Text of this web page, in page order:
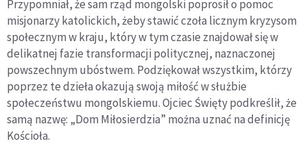
Przypomniał, że sam rząd mongolski poprosił o pomoc
misjonarzy katolickich, żeby stawić czoła licznym kryzysom
społecznym w kraju, który w tym czasie znajdował się w
delikatnej fazie transformacji politycznej, naznaczonej
powszechnym ubóstwem. Podziękował wszystkim, którzy
poprzez te dzieła okazują swoją miłość w służbie
społeczeństwu mongolskiemu. Ojciec Święty podkreślił, że
samą nazwę: „Dom Miłosierdzia” można uznać na definicję
Kościoła.